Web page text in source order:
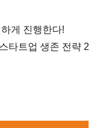
게 진행한다!
타트업 생존 전략 2